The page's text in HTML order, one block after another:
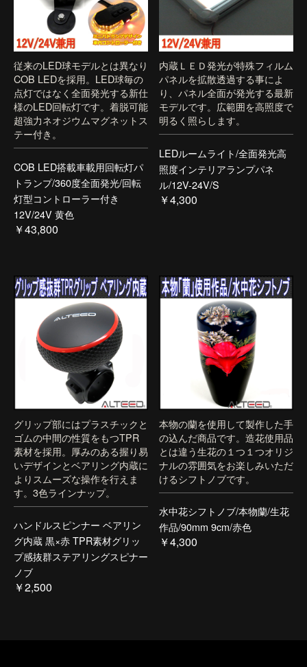
従来のLED球モデルとは異なり
COB LEDを採用。LED球毎の
点灯ではなく全面発光する新仕
様のLED回転灯です。着脱可能
超強力ネオジウムマグネットス
テー付き。
COB LED搭載車載用回転灯パ
トランプ/360度全面発光/回転
灯型コントローラー付き
12V/24V 黄色
￥43,800
内蔵ＬＥＤ発光が特殊フィルム
パネルを拡散透過する事によ
り、パネル全面が発光する最新
モデルです。広範囲を高照度で
明るく照らします。
LEDルームライト/全面発光高
照度インテリアランプパネ
ル/12V-24V/S
￥4,300
グリップ部にはプラスチックと
ゴムの中間の性質をもつTPR
素材を採用。厚みのある握り易
いデザインとベアリング内蔵に
よりスムーズな操作を行えま
す。3色ラインナップ。
ハンドルスピンナー ベアリン
グ内蔵 黒×赤 TPR素材グリッ
プ感抜群ステアリングスピナー
ノブ
￥2,500
本物の蘭を使用して製作した手
の込んだ商品です。造花使用品
とは違う生花の１つ１つオリジ
ナルの雰囲気をお楽しみいただ
けるシフトノブです。
水中花シフトノブ/本物蘭/生花
作品/90mm 9cm/赤色
￥4,300